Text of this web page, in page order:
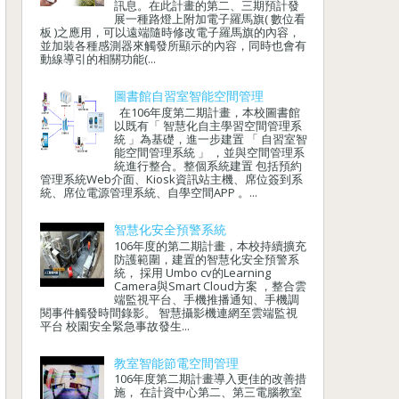
訊息。在此計畫的第二、三期預計發
展一種路燈上附加電子羅馬旗( 數位看
板 )之應用，可以遠端隨時修改電子羅馬旗的內容，
並加裝各種感測器來觸發所顯示的內容，同時也會有
動線導引的相關功能(...
圖書館自習室智能空間管理
在106年度第二期計畫，本校圖書館
以既有「 智慧化自主學習空間管理系
統 」為基礎，進一步建置 「 自習室智
能空間管理系統 」 ，並與空間管理系
統進行整合。整個系統建置 包括預約
管理系統Web介面、Kiosk資訊站主機、席位簽到系
統、席位電源管理系統、自學空間APP 。...
智慧化安全預警系統
106年度的第二期計畫，本校持續擴充
防護範圍，建置的智慧化安全預警系
統， 採用 Umbo cv的Learning
Camera與Smart Cloud方案 ，整合雲
端監視平台、手機推播通知、手機調
閱事件觸發時間錄影。 智慧攝影機連網至雲端監視
平台 校園安全緊急事故發生...
教室智能節電空間管理
106年度第二期計畫導入更佳的改善措
施， 在計資中心第二、第三電腦教室